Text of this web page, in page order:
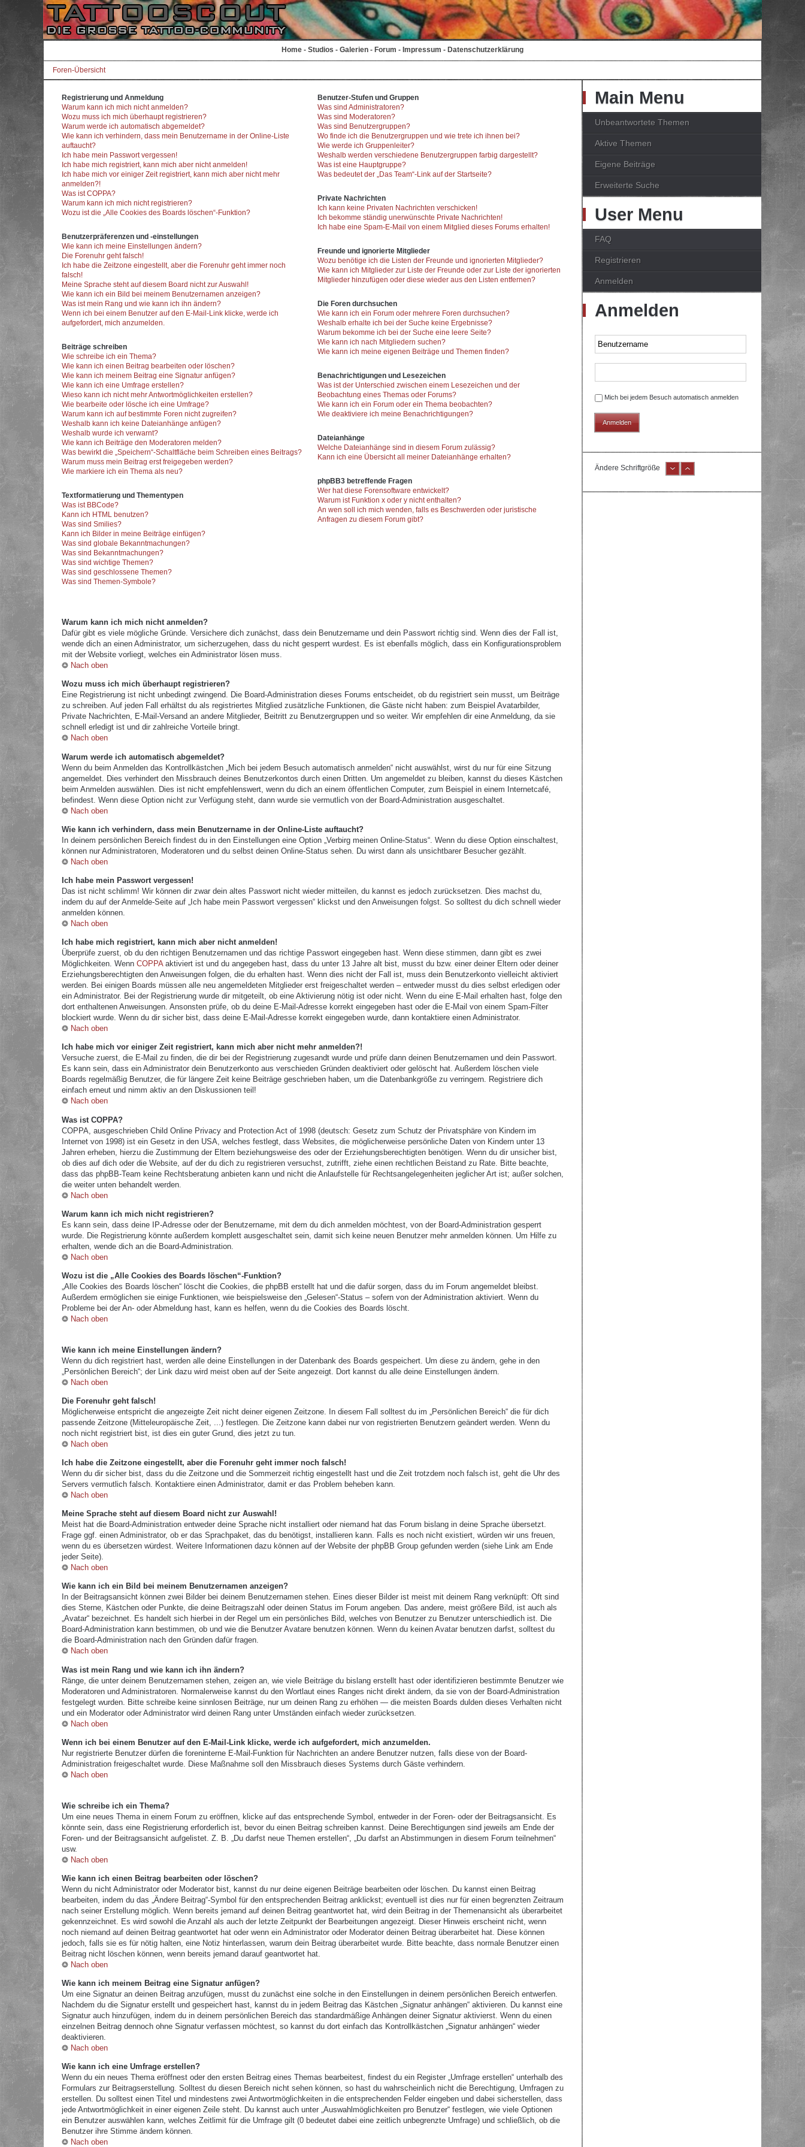
Home - Studios - Galerien - Forum - Impressum - Datenschutzerklärung
Foren-Übersicht
Registrierung und Anmeldung
Warum kann ich mich nicht anmelden?
Wozu muss ich mich überhaupt registrieren?
Warum werde ich automatisch abgemeldet?
Wie kann ich verhindern, dass mein Benutzername in der Online-Liste
auftaucht?
Ich habe mein Passwort vergessen!
Ich habe mich registriert, kann mich aber nicht anmelden!
Ich habe mich vor einiger Zeit registriert, kann mich aber nicht mehr
anmelden?!
Was ist COPPA?
Warum kann ich mich nicht registrieren?
Wozu ist die „Alle Cookies des Boards löschen“-Funktion?
Benutzerpräferenzen und -einstellungen
Wie kann ich meine Einstellungen ändern?
Die Forenuhr geht falsch!
Ich habe die Zeitzone eingestellt, aber die Forenuhr geht immer noch
falsch!
Meine Sprache steht auf diesem Board nicht zur Auswahl!
Wie kann ich ein Bild bei meinem Benutzernamen anzeigen?
Was ist mein Rang und wie kann ich ihn ändern?
Wenn ich bei einem Benutzer auf den E-Mail-Link klicke, werde ich
aufgefordert, mich anzumelden.
Beiträge schreiben
Wie schreibe ich ein Thema?
Wie kann ich einen Beitrag bearbeiten oder löschen?
Wie kann ich meinem Beitrag eine Signatur anfügen?
Wie kann ich eine Umfrage erstellen?
Wieso kann ich nicht mehr Antwortmöglichkeiten erstellen?
Wie bearbeite oder lösche ich eine Umfrage?
Warum kann ich auf bestimmte Foren nicht zugreifen?
Weshalb kann ich keine Dateianhänge anfügen?
Weshalb wurde ich verwarnt?
Wie kann ich Beiträge den Moderatoren melden?
Was bewirkt die „Speichern“-Schaltfläche beim Schreiben eines Beitrags?
Warum muss mein Beitrag erst freigegeben werden?
Wie markiere ich ein Thema als neu?
Textformatierung und Thementypen
Was ist BBCode?
Kann ich HTML benutzen?
Was sind Smilies?
Kann ich Bilder in meine Beiträge einfügen?
Was sind globale Bekanntmachungen?
Was sind Bekanntmachungen?
Was sind wichtige Themen?
Was sind geschlossene Themen?
Was sind Themen-Symbole?
Benutzer-Stufen und Gruppen
Was sind Administratoren?
Was sind Moderatoren?
Was sind Benutzergruppen?
Wo finde ich die Benutzergruppen und wie trete ich ihnen bei?
Wie werde ich Gruppenleiter?
Weshalb werden verschiedene Benutzergruppen farbig dargestellt?
Was ist eine Hauptgruppe?
Was bedeutet der „Das Team“-Link auf der Startseite?
Private Nachrichten
Ich kann keine Privaten Nachrichten verschicken!
Ich bekomme ständig unerwünschte Private Nachrichten!
Ich habe eine Spam-E-Mail von einem Mitglied dieses Forums erhalten!
Freunde und ignorierte Mitglieder
Wozu benötige ich die Listen der Freunde und ignorierten Mitglieder?
Wie kann ich Mitglieder zur Liste der Freunde oder zur Liste der ignorierten
Mitglieder hinzufügen oder diese wieder aus den Listen entfernen?
Die Foren durchsuchen
Wie kann ich ein Forum oder mehrere Foren durchsuchen?
Weshalb erhalte ich bei der Suche keine Ergebnisse?
Warum bekomme ich bei der Suche eine leere Seite?
Wie kann ich nach Mitgliedern suchen?
Wie kann ich meine eigenen Beiträge und Themen finden?
Benachrichtigungen und Lesezeichen
Was ist der Unterschied zwischen einem Lesezeichen und der
Beobachtung eines Themas oder Forums?
Wie kann ich ein Forum oder ein Thema beobachten?
Wie deaktiviere ich meine Benachrichtigungen?
Dateianhänge
Welche Dateianhänge sind in diesem Forum zulässig?
Kann ich eine Übersicht all meiner Dateianhänge erhalten?
phpBB3 betreffende Fragen
Wer hat diese Forensoftware entwickelt?
Warum ist Funktion x oder y nicht enthalten?
An wen soll ich mich wenden, falls es Beschwerden oder juristische
Anfragen zu diesem Forum gibt?
Warum kann ich mich nicht anmelden?
Dafür gibt es viele mögliche Gründe. Versichere dich zunächst, dass dein Benutzername und dein Passwort richtig sind. Wenn dies der Fall ist,
wende dich an einen Administrator, um sicherzugehen, dass du nicht gesperrt wurdest. Es ist ebenfalls möglich, dass ein Konfigurationsproblem
mit der Website vorliegt, welches ein Administrator lösen muss.
Nach oben
Wozu muss ich mich überhaupt registrieren?
Eine Registrierung ist nicht unbedingt zwingend. Die Board-Administration dieses Forums entscheidet, ob du registriert sein musst, um Beiträge
zu schreiben. Auf jeden Fall erhältst du als registriertes Mitglied zusätzliche Funktionen, die Gäste nicht haben: zum Beispiel Avatarbilder,
Private Nachrichten, E-Mail-Versand an andere Mitglieder, Beitritt zu Benutzergruppen und so weiter. Wir empfehlen dir eine Anmeldung, da sie
schnell erledigt ist und dir zahlreiche Vorteile bringt.
Nach oben
Warum werde ich automatisch abgemeldet?
Wenn du beim Anmelden das Kontrollkästchen „Mich bei jedem Besuch automatisch anmelden“ nicht auswählst, wirst du nur für eine Sitzung
angemeldet. Dies verhindert den Missbrauch deines Benutzerkontos durch einen Dritten. Um angemeldet zu bleiben, kannst du dieses Kästchen
beim Anmelden auswählen. Dies ist nicht empfehlenswert, wenn du dich an einem öffentlichen Computer, zum Beispiel in einem Internetcafé,
befindest. Wenn diese Option nicht zur Verfügung steht, dann wurde sie vermutlich von der Board-Administration ausgeschaltet.
Nach oben
Wie kann ich verhindern, dass mein Benutzername in der Online-Liste auftaucht?
In deinem persönlichen Bereich findest du in den Einstellungen eine Option „Verbirg meinen Online-Status“. Wenn du diese Option einschaltest,
können nur Administratoren, Moderatoren und du selbst deinen Online-Status sehen. Du wirst dann als unsichtbarer Besucher gezählt.
Nach oben
Ich habe mein Passwort vergessen!
Das ist nicht schlimm! Wir können dir zwar dein altes Passwort nicht wieder mitteilen, du kannst es jedoch zurücksetzen. Dies machst du,
indem du auf der Anmelde-Seite auf „Ich habe mein Passwort vergessen“ klickst und den Anweisungen folgst. So solltest du dich schnell wieder
anmelden können.
Nach oben
Ich habe mich registriert, kann mich aber nicht anmelden!
Überprüfe zuerst, ob du den richtigen Benutzernamen und das richtige Passwort eingegeben hast. Wenn diese stimmen, dann gibt es zwei
Möglichkeiten. Wenn COPPAaktiviert ist und du angegeben hast, dass du unter 13 Jahre alt bist, musst du bzw. einer deiner Eltern oder deiner
Erziehungsberechtigten den Anweisungen folgen, die du erhalten hast. Wenn dies nicht der Fall ist, muss dein Benutzerkonto vielleicht aktiviert
werden. Bei einigen Boards müssen alle neu angemeldeten Mitglieder erst freigeschaltet werden – entweder musst du dies selbst erledigen oder
ein Administrator. Bei der Registrierung wurde dir mitgeteilt, ob eine Aktivierung nötig ist oder nicht. Wenn du eine E-Mail erhalten hast, folge den
dort enthaltenen Anweisungen. Ansonsten prüfe, ob du deine E-Mail-Adresse korrekt eingegeben hast oder die E-Mail von einem Spam-Filter
blockiert wurde. Wenn du dir sicher bist, dass deine E-Mail-Adresse korrekt eingegeben wurde, dann kontaktiere einen Administrator.
Nach oben
Ich habe mich vor einiger Zeit registriert, kann mich aber nicht mehr anmelden?!
Versuche zuerst, die E-Mail zu finden, die dir bei der Registrierung zugesandt wurde und prüfe dann deinen Benutzernamen und dein Passwort.
Es kann sein, dass ein Administrator dein Benutzerkonto aus verschieden Gründen deaktiviert oder gelöscht hat. Außerdem löschen viele
Boards regelmäßig Benutzer, die für längere Zeit keine Beiträge geschrieben haben, um die Datenbankgröße zu verringern. Registriere dich
einfach erneut und nimm aktiv an den Diskussionen teil!
Nach oben
Was ist COPPA?
COPPA, ausgeschrieben Child Online Privacy and Protection Act of 1998 (deutsch: Gesetz zum Schutz der Privatsphäre von Kindern im
Internet von 1998) ist ein Gesetz in den USA, welches festlegt, dass Websites, die möglicherweise persönliche Daten von Kindern unter 13
Jahren erheben, hierzu die Zustimmung der Eltern beziehungsweise des oder der Erziehungsberechtigten benötigen. Wenn du dir unsicher bist,
ob dies auf dich oder die Website, auf der du dich zu registrieren versuchst, zutrifft, ziehe einen rechtlichen Beistand zu Rate. Bitte beachte,
dass das phpBB-Team keine Rechtsberatung anbieten kann und nicht die Anlaufstelle für Rechtsangelegenheiten jeglicher Art ist; außer solchen,
die weiter unten behandelt werden.
Nach oben
Warum kann ich mich nicht registrieren?
Es kann sein, dass deine IP-Adresse oder der Benutzername, mit dem du dich anmelden möchtest, von der Board-Administration gesperrt
wurde. Die Registrierung könnte außerdem komplett ausgeschaltet sein, damit sich keine neuen Benutzer mehr anmelden können. Um Hilfe zu
erhalten, wende dich an die Board-Administration.
Nach oben
Wozu ist die „Alle Cookies des Boards löschen“-Funktion?
„Alle Cookies des Boards löschen“ löscht die Cookies, die phpBB erstellt hat und die dafür sorgen, dass du im Forum angemeldet bleibst.
Außerdem ermöglichen sie einige Funktionen, wie beispielsweise den „Gelesen“-Status – sofern von der Administration aktiviert. Wenn du
Probleme bei der An- oder Abmeldung hast, kann es helfen, wenn du die Cookies des Boards löscht.
Nach oben
Wie kann ich meine Einstellungen ändern?
Wenn du dich registriert hast, werden alle deine Einstellungen in der Datenbank des Boards gespeichert. Um diese zu ändern, gehe in den
„Persönlichen Bereich“; der Link dazu wird meist oben auf der Seite angezeigt. Dort kannst du alle deine Einstellungen ändern.
Nach oben
Die Forenuhr geht falsch!
Möglicherweise entspricht die angezeigte Zeit nicht deiner eigenen Zeitzone. In diesem Fall solltest du im „Persönlichen Bereich“ die für dich
passende Zeitzone (Mitteleuropäische Zeit, ...) festlegen. Die Zeitzone kann dabei nur von registrierten Benutzern geändert werden. Wenn du
noch nicht registriert bist, ist dies ein guter Grund, dies jetzt zu tun.
Nach oben
Ich habe die Zeitzone eingestellt, aber die Forenuhr geht immer noch falsch!
Wenn du dir sicher bist, dass du die Zeitzone und die Sommerzeit richtig eingestellt hast und die Zeit trotzdem noch falsch ist, geht die Uhr des
Servers vermutlich falsch. Kontaktiere einen Administrator, damit er das Problem beheben kann.
Nach oben
Meine Sprache steht auf diesem Board nicht zur Auswahl!
Meist hat die Board-Administration entweder deine Sprache nicht installiert oder niemand hat das Forum bislang in deine Sprache übersetzt.
Frage ggf. einen Administrator, ob er das Sprachpaket, das du benötigst, installieren kann. Falls es noch nicht existiert, würden wir uns freuen,
wenn du es übersetzen würdest. Weitere Informationen dazu können auf der Website der phpBB Group gefunden werden (siehe Link am Ende
jeder Seite).
Nach oben
Wie kann ich ein Bild bei meinem Benutzernamen anzeigen?
In der Beitragsansicht können zwei Bilder bei deinem Benutzernamen stehen. Eines dieser Bilder ist meist mit deinem Rang verknüpft: Oft sind
dies Sterne, Kästchen oder Punkte, die deine Beitragszahl oder deinen Status im Forum angeben. Das andere, meist größere Bild, ist auch als
„Avatar“ bezeichnet. Es handelt sich hierbei in der Regel um ein persönliches Bild, welches von Benutzer zu Benutzer unterschiedlich ist. Die
Board-Administration kann bestimmen, ob und wie die Benutzer Avatare benutzen können. Wenn du keinen Avatar benutzen darfst, solltest du
die Board-Administration nach den Gründen dafür fragen.
Nach oben
Was ist mein Rang und wie kann ich ihn ändern?
Ränge, die unter deinem Benutzernamen stehen, zeigen an, wie viele Beiträge du bislang erstellt hast oder identifizieren bestimmte Benutzer wie
Moderatoren und Administratoren. Normalerweise kannst du den Wortlaut eines Ranges nicht direkt ändern, da sie von der Board-Administration
festgelegt wurden. Bitte schreibe keine sinnlosen Beiträge, nur um deinen Rang zu erhöhen — die meisten Boards dulden dieses Verhalten nicht
und ein Moderator oder Administrator wird deinen Rang unter Umständen einfach wieder zurücksetzen.
Nach oben
Wenn ich bei einem Benutzer auf den E-Mail-Link klicke, werde ich aufgefordert, mich anzumelden.
Nur registrierte Benutzer dürfen die foreninterne E-Mail-Funktion für Nachrichten an andere Benutzer nutzen, falls diese von der Board-
Administration freigeschaltet wurde. Diese Maßnahme soll den Missbrauch dieses Systems durch Gäste verhindern.
Nach oben
Wie schreibe ich ein Thema?
Um eine neues Thema in einem Forum zu eröffnen, klicke auf das entsprechende Symbol, entweder in der Foren- oder der Beitragsansicht. Es
könnte sein, dass eine Registrierung erforderlich ist, bevor du einen Beitrag schreiben kannst. Deine Berechtigungen sind jeweils am Ende der
Foren- und der Beitragsansicht aufgelistet. Z. B. „Du darfst neue Themen erstellen“, „Du darfst an Abstimmungen in diesem Forum teilnehmen“
usw.
Nach oben
Wie kann ich einen Beitrag bearbeiten oder löschen?
Wenn du nicht Administrator oder Moderator bist, kannst du nur deine eigenen Beiträge bearbeiten oder löschen. Du kannst einen Beitrag
bearbeiten, indem du das „Ändere Beitrag“-Symbol für den entsprechenden Beitrag anklickst; eventuell ist dies nur für einen begrenzten Zeitraum
nach seiner Erstellung möglich. Wenn bereits jemand auf deinen Beitrag geantwortet hat, wird dein Beitrag in der Themenansicht als überarbeitet
gekennzeichnet. Es wird sowohl die Anzahl als auch der letzte Zeitpunkt der Bearbeitungen angezeigt. Dieser Hinweis erscheint nicht, wenn
noch niemand auf deinen Beitrag geantwortet hat oder wenn ein Administrator oder Moderator deinen Beitrag überarbeitet hat. Diese können
jedoch, falls sie es für nötig halten, eine Notiz hinterlassen, warum dein Beitrag überarbeitet wurde. Bitte beachte, dass normale Benutzer einen
Beitrag nicht löschen können, wenn bereits jemand darauf geantwortet hat.
Nach oben
Wie kann ich meinem Beitrag eine Signatur anfügen?
Um eine Signatur an deinen Beitrag anzufügen, musst du zunächst eine solche in den Einstellungen in deinem persönlichen Bereich entwerfen.
Nachdem du die Signatur erstellt und gespeichert hast, kannst du in jedem Beitrag das Kästchen „Signatur anhängen“ aktivieren. Du kannst eine
Signatur auch hinzufügen, indem du in deinem persönlichen Bereich das standardmäßige Anhängen deiner Signatur aktivierst. Wenn du einen
einzelnen Beitrag dennoch ohne Signatur verfassen möchtest, so kannst du dort einfach das Kontrollkästchen „Signatur anhängen“ wieder
deaktivieren.
Nach oben
Wie kann ich eine Umfrage erstellen?
Wenn du ein neues Thema eröffnest oder den ersten Beitrag eines Themas bearbeitest, findest du ein Register „Umfrage erstellen“ unterhalb des
Formulars zur Beitragserstellung. Solltest du diesen Bereich nicht sehen können, so hast du wahrscheinlich nicht die Berechtigung, Umfragen zu
erstellen. Du solltest einen Titel und mindestens zwei Antwortmöglichkeiten in die entsprechenden Felder eingeben und dabei sicherstellen, dass
jede Antwortmöglichkeit in einer eigenen Zeile steht. Du kannst auch unter „Auswahlmöglichkeiten pro Benutzer“ festlegen, wie viele Optionen
ein Benutzer auswählen kann, welches Zeitlimit für die Umfrage gilt (0 bedeutet dabei eine zeitlich unbegrenzte Umfrage) und schließlich, ob die
Benutzer ihre Stimme ändern können.
Nach oben
Main Menu
Unbeantwortete Themen
Aktive Themen
Eigene Beiträge
Erweiterte Suche
User Menu
FAQ
Registrieren
Anmelden
Anmelden
Mich bei jedem Besuch automatisch anmelden
Ändere Schriftgröße